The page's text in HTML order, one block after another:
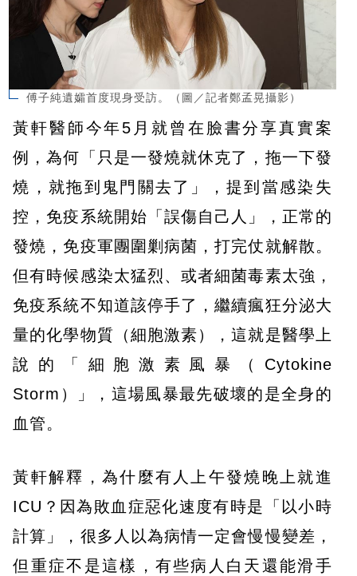
傅子純遺孀首度現身受訪。（圖／記者鄭孟晃攝影）
黃軒醫師今年5月就曾在臉書分享真實案
例，為何「只是一發燒就休克了，拖一下發
燒，就拖到鬼門關去了」，提到當感染失
控，免疫系統開始「誤傷自己人」，正常的
發燒，免疫軍團圍剿病菌，打完仗就解散。
但有時候感染太猛烈、或者細菌毒素太強，
免疫系統不知道該停手了，繼續瘋狂分泌大
量的化學物質（細胞激素），這就是醫學上
說的「細胞激素風暴（Cytokine
Storm）」，這場風暴最先破壞的是全身的
血管。
黃軒解釋，為什麼有人上午發燒晚上就進
ICU？因為敗血症惡化速度有時是「以小時
計算」，很多人以為病情一定會慢慢變差，
但重症不是這樣，有些病人白天還能滑手